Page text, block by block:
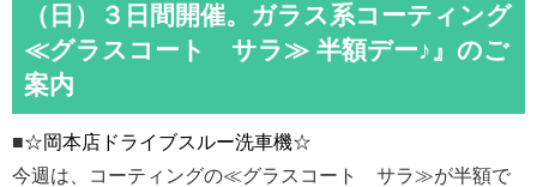
（日）３日間開催。ガラス系コーティング
≪グラスコート サラ≫ 半額デー♪』のご
案内
■☆岡本店ドライブスルー洗車機☆
今週は、コーティングの≪グラスコート サラ≫が半額で